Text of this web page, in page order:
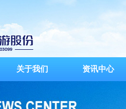
关于我们 资讯中心